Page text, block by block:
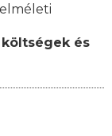
és